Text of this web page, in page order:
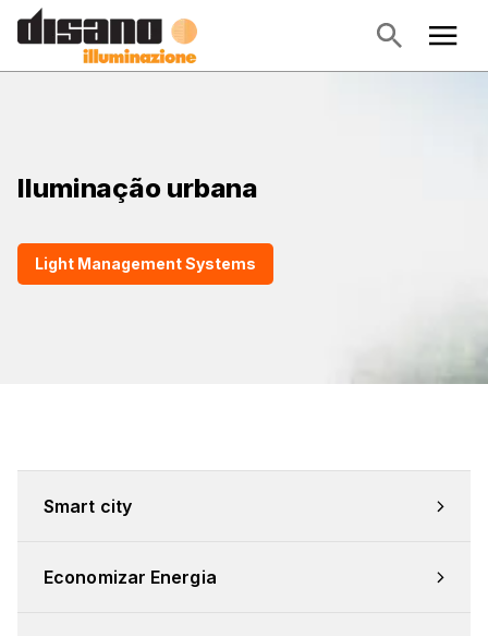
Iluminação urbana
Light Management Systems
Smart city
Economizar Energia